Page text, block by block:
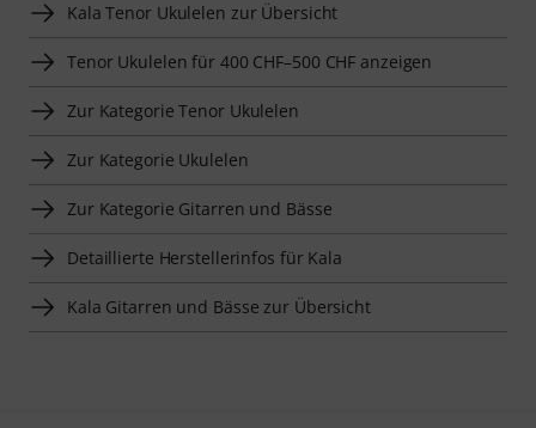
Kala Tenor Ukulelen zur Übersicht
Tenor Ukulelen für 400 CHF–500 CHF anzeigen
Zur Kategorie Tenor Ukulelen
Zur Kategorie Ukulelen
Zur Kategorie Gitarren und Bässe
Detaillierte Herstellerinfos für Kala
Kala Gitarren und Bässe zur Übersicht